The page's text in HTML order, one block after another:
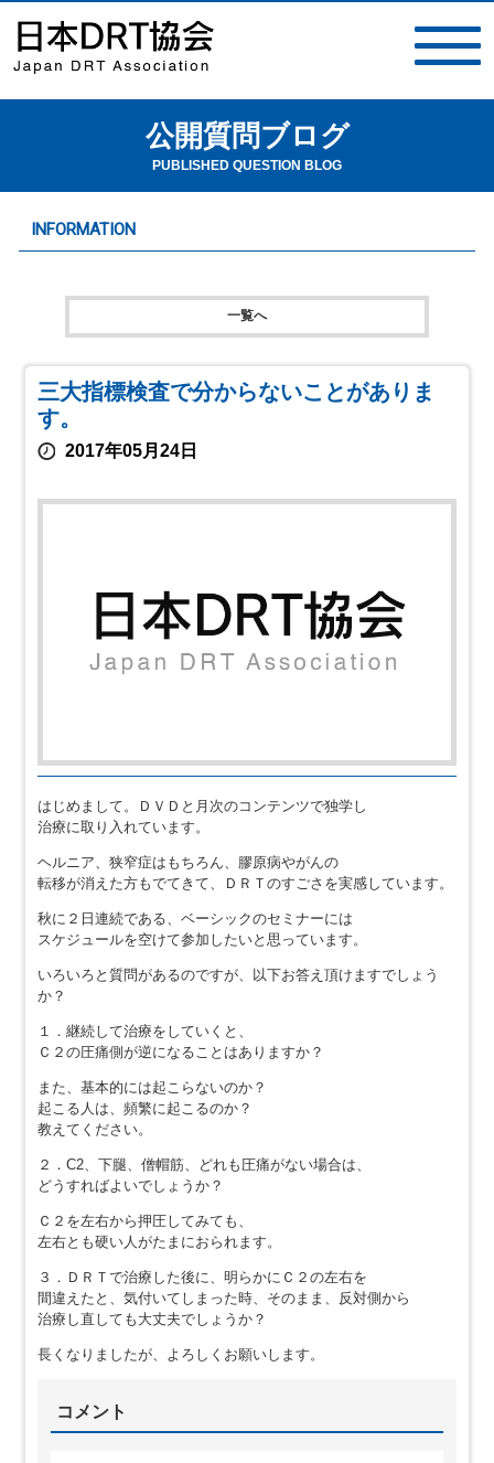
公開質問ブログ
PUBLISHED QUESTION BLOG
INFORMATION
一覧へ
三大指標検査で分からないことがありま
す。
2017年05月24日
はじめまして。ＤＶＤと月次のコンテンツで独学し
治療に取り入れています。
ヘルニア、狭窄症はもちろん、膠原病やがんの
転移が消えた方もでてきて、ＤＲＴのすごさを実感しています。
秋に２日連続である、ベーシックのセミナーには
スケジュールを空けて参加したいと思っています。
いろいろと質問があるのですが、以下お答え頂けますでしょう
か？
１．継続して治療をしていくと、
Ｃ２の圧痛側が逆になることはありますか？
また、基本的には起こらないのか？
起こる人は、頻繁に起こるのか？
教えてください。
２．C2、下腿、僧帽筋、どれも圧痛がない場合は、
どうすればよいでしょうか？
Ｃ２を左右から押圧してみても、
左右とも硬い人がたまにおられます。
３．ＤＲＴで治療した後に、明らかにＣ２の左右を
間違えたと、気付いてしまった時、そのまま、反対側から
治療し直しても大丈夫でしょうか？
長くなりましたが、よろしくお願いします。
コメント